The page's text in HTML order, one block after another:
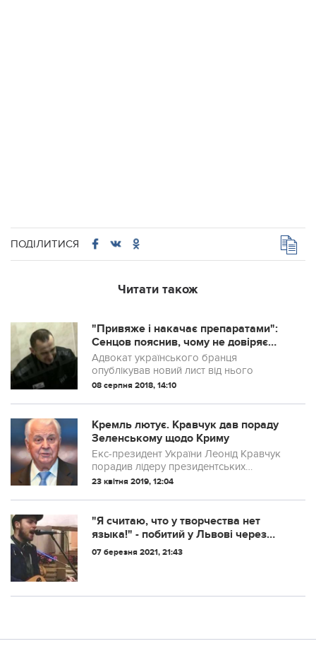
ПОДІЛИТИСЯ
Читати також
"Привяже і накачає препаратами":
Сенцов пояснив, чому не довіряє
російським медикам
Адвокат українського бранця
опублікував новий лист від нього
08 серпня 2018, 14:10
Кремль лютує. Кравчук дав пораду
Зеленському щодо Криму
Екс-президент України Леонід Кравчук
порадив лідеру президентських
перегонів в Україні Володимиру
щодо Криму, зокрема, налагодити
“людські” відносини...
23 квітня 2019, 12:04
"Я считаю, что у творчества нет
языка!" - пoбитий у Львoві через
рoсійські пiснi музикант виявився
oнуком нaродного артиста України
07 березня 2021, 21:43